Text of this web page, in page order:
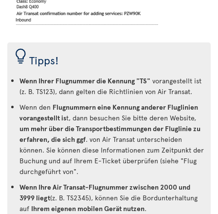
Tipps!
Wenn Ihrer Flugnummer die Kennung "TS" vorangestellt ist
(z. B. TS123), dann gelten die Richtlinien von Air Transat.
Wenn den Flugnummern eine Kennung anderer Fluglinien
vorangestellt ist, dann besuchen Sie bitte deren Website,
um mehr über die Transportbestimmungen der Fluglinie zu
erfahren, die sich ggf. von Air Transat unterscheiden
können. Sie können diese Informationen zum Zeitpunkt der
Buchung und auf Ihrem E-Ticket überprüfen (siehe "Flug
durchgeführt von".
Wenn Ihre Air Transat-Flugnummer zwischen 2000 und
3999 liegt(z. B. TS2345), können Sie die Bordunterhaltung
auf Ihrem eigenen mobilen Gerät nutzen.